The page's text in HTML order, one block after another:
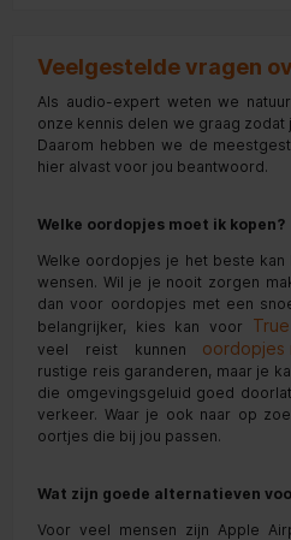
Veelgestelde vragen
Als audio-expert weten we
onze kennis delen we graag
Daarom hebben we de
hier alvast voor jou beantwoord.
Welke oordopjes moet ik kopen?
Welke oordopjes je het beste kan
wensen. Wil je je nooit zorgen
dan voor oordopjes met een
belangrijker, kies kan voor
veel reist kunnen oordopjes
rustige reis garanderen, maar je
die omgevingsgeluid goed
verkeer. Waar je ook naar op
oortjes die bij jou passen.
Wat zijn goede alternatieven
Voor veel mensen zijn Apple